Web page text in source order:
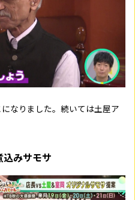
なりました。続いては土屋ア
みサモサ